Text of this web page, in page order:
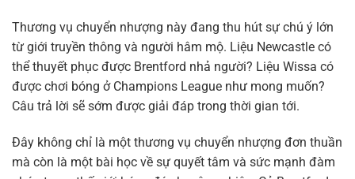
Thương vụ chuyển nhượng này đang thu hút sự chú ý lớn
từ giới truyền thông và người hâm mộ. Liệu Newcastle có
thể thuyết phục được Brentford nhả người? Liệu Wissa có
được chơi bóng ở Champions League như mong muốn?
Câu trả lời sẽ sớm được giải đáp trong thời gian tới.
Đây không chỉ là một thương vụ chuyển nhượng đơn thuần
mà còn là một bài học về sự quyết tâm và sức mạnh đàm